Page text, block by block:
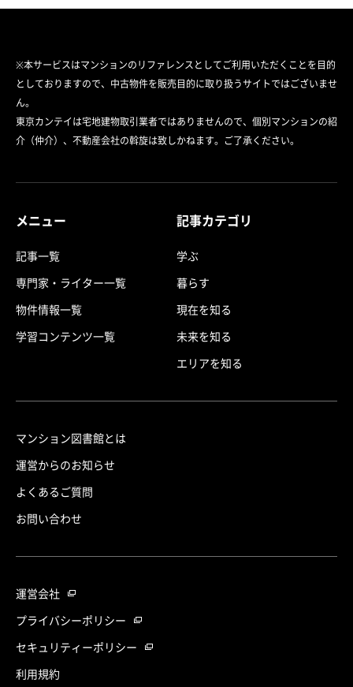
※本サービスはマンションのリファレンスとしてご利用いただくことを目的
としておりますので、中古物件を販売目的に取り扱うサイトではございませ
ん。
東京カンテイは宅地建物取引業者ではありませんので、個別マンションの紹
介（仲介）、不動産会社の斡旋は致しかねます。ご了承ください。
メニュー
記事一覧
専門家・ライター一覧
物件情報一覧
学習コンテンツ一覧
記事カテゴリ
学ぶ
暮らす
現在を知る
未来を知る
エリアを知る
マンション図書館とは
運営からのお知らせ
よくあるご質問
お問い合わせ
運営会社
プライバシーポリシー
セキュリティーポリシー
利用規約